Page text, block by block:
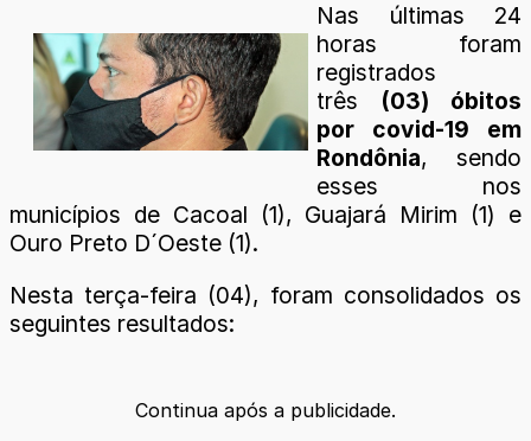
Nas últimas 24
horas foram
registrados
três
(03) óbitos
por covid-19 em
Rondônia, sendo
esses nos
municípios de Cacoal (1), Guajará Mirim (1) e
Ouro Preto D´Oeste (1).
Nesta terça-feira (04), foram consolidados os
seguintes resultados:
Continua após a publicidade.